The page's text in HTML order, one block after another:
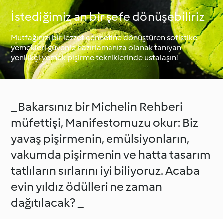
İstediğimiz an bir şefe dönüşebiliriz
Mutfağınızı bir lezzet cennetine dönüştüren sofistike
yemekleri güvenle hazırlamanıza olanak tanıyan
yenilikçi yemek pişirme tekniklerinde ustalaşın!
_Bakarsınız bir Michelin Rehberi
müfettişi, Manifestomuzu okur: Biz
yavaş pişirmenin, emülsiyonların,
vakumda pişirmenin ve hatta tasarım
tatlıların sırlarını iyi biliyoruz. Acaba
evin yıldız ödülleri ne zaman
dağıtılacak? _